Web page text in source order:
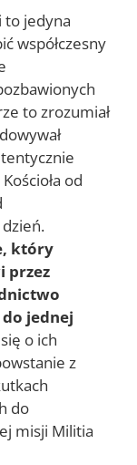
to jedyna
współczesny
to zrozumiał
od
który
przez
jednej
o ich
z
do
misji Militia